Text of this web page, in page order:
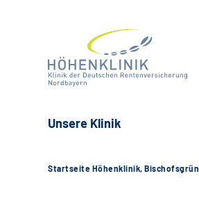
Unsere Klinik
Startseite Höhenklinik, Bischofsgrün